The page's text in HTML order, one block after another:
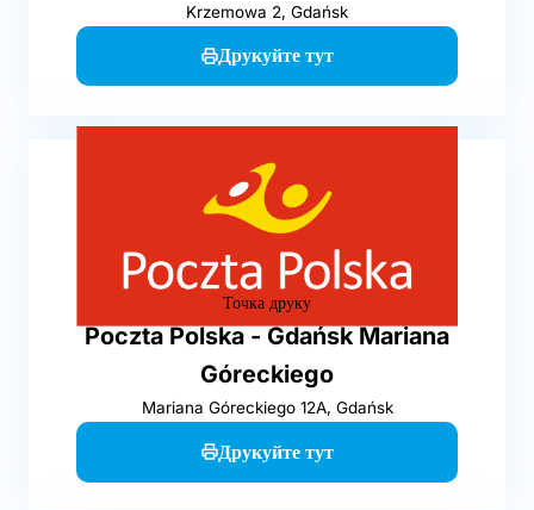
Krzemowa 2, Gdańsk
Друкуйте тут
Точка друку
Poczta Polska - Gdańsk Mariana
Góreckiego
Mariana Góreckiego 12A, Gdańsk
Друкуйте тут